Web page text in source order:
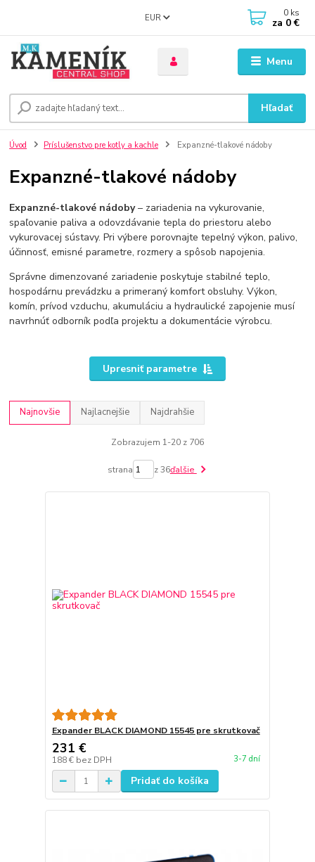
Menu
EUR
Hľadať
0 ks
za 0 €
Úvod Príslušenstvo pre kotly a kachle Expanzné-tlakové nádoby
Expanzné-tlakové nádoby
Expanzné-tlakové nádoby– zariadenia na vykurovanie,
spaľovanie paliva a odovzdávanie tepla do priestoru alebo
vykurovacej sústavy. Pri výbere porovnajte tepelný výkon, palivo,
účinnosť, emisné parametre, rozmery a spôsob napojenia.
Správne dimenzované zariadenie poskytuje stabilné teplo,
hospodárnu prevádzku a primeraný komfort obsluhy. Výkon,
komín, prívod vzduchu, akumuláciu a hydraulické zapojenie musí
navrhnúť odborník podľa projektu a dokumentácie výrobcu.
Upresniť parametre
Najnovšie Najlacnejšie Najdrahšie
Zobrazujem 1-20 z 706
strana z 36ďalšie
Expander BLACK DIAMOND 15545 pre skrutkovač
231 €
188 € bez DPH 3-7 dní
Pridať do košíka